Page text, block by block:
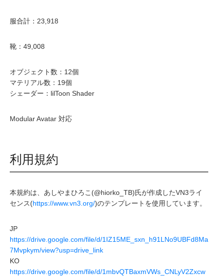
服合計：23,918
靴：49,008
オブジェクト数：12個
マテリアル数：19個
シェーダー：lilToon Shader
Modular Avatar 対応
利用規約
本規約は、あしやまひろこ(@hiorko_TB)氏が作成したVN3ライ
センス(https://www.vn3.org/)のテンプレートを使用しています。
JP
https://drive.google.com/file/d/1IZ15ME_sxn_h91LNo9UBFd8Ma
7Mvpkym/view?usp=drive_link
KO
https://drive.google.com/file/d/1mbvQTBaxmVWs_CNLyV2Zxcw